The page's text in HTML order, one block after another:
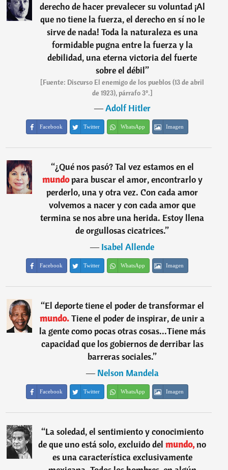
derecho de hacer prevalecer su voluntad ¡Al
que no tiene la fuerza, el derecho en sí no le
sirve de nada! Toda la naturaleza es una
formidable pugna entre la fuerza y la
debilidad, una eterna victoria del fuerte
sobre el débil”
[Fuente: Discurso El enemigo de los pueblos (13 de abril
de 1923), párrafo 3º.]
―Adolf Hitler
Facebook Twitter WhatsApp Imagen
“¿Qué nos pasó? Tal vez estamos en el
mundopara buscar el amor, encontrarlo y
perderlo, una y otra vez. Con cada amor
volvemos a nacer y con cada amor que
termina se nos abre una herida. Estoy llena
de orgullosas cicatrices.”
―Isabel Allende
Facebook Twitter WhatsApp Imagen
“El deporte tiene el poder de transformar el
mundo.Tiene el poder de inspirar, de unir a
la gente como pocas otras cosas...Tiene más
capacidad que los gobiernos de derribar las
barreras sociales.”
―Nelson Mandela
Facebook Twitter WhatsApp Imagen
“La soledad, el sentimiento y conocimiento
de que uno está solo, excluido del mundo,no
es una característica exclusivamente